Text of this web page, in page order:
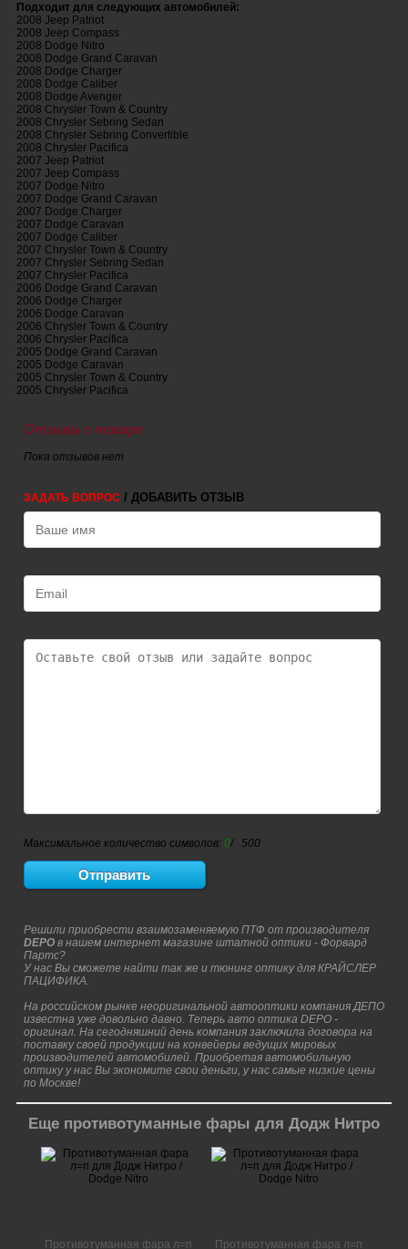
Подходит для следующих автомобилей:
2008 Jeep Patriot
2008 Jeep Compass
2008 Dodge Nitro
2008 Dodge Grand Caravan
2008 Dodge Charger
2008 Dodge Caliber
2008 Dodge Avenger
2008 Chrysler Town & Country
2008 Chrysler Sebring Sedan
2008 Chrysler Sebring Convertible
2008 Chrysler Pacifica
2007 Jeep Patriot
2007 Jeep Compass
2007 Dodge Nitro
2007 Dodge Grand Caravan
2007 Dodge Charger
2007 Dodge Caravan
2007 Dodge Caliber
2007 Chrysler Town & Country
2007 Chrysler Sebring Sedan
2007 Chrysler Pacifica
2006 Dodge Grand Caravan
2006 Dodge Charger
2006 Dodge Caravan
2006 Chrysler Town & Country
2006 Chrysler Pacifica
2005 Dodge Grand Caravan
2005 Dodge Caravan
2005 Chrysler Town & Country
2005 Chrysler Pacifica
Отзывы о товаре
Пока отзывов нет
ЗАДАТЬ ВОПРОС / ДОБАВИТЬ ОТЗЫВ
Максимальное количество символов: 0/ 500
Решили приобрести взаимозаменяемую ПТФ от производителя
DEPOв нашем интернет магазине штатной оптики - Форвард
Партс?
У нас Вы сможете найти так же и тюнинг оптику для КРАЙСЛЕР
ПАЦИФИКА.
На российском рынке неоригинальной автооптики компания ДЕПО
известна уже довольно давно. Теперь авто оптика DEPO -
оригинал. На сегодняшний день компания заключила договора на
поставку своей продукции на конвейеры ведущих мировых
производителей автомобилей. Приобретая автомобильную
оптику у нас Вы экономите свои деньги, у нас самые низкие цены
по Москве!
Еще противотуманные фары для Додж Нитро
Противотуманная фара л=п Противотуманная фара л=п